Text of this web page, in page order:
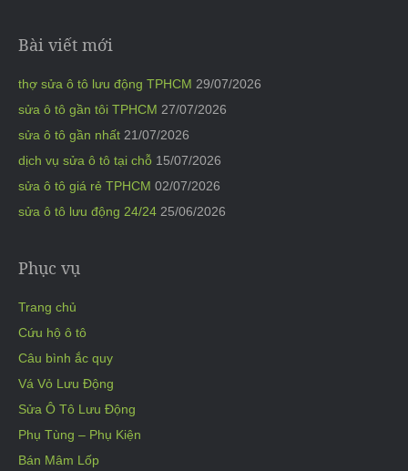
Bài viết mới
thợ sửa ô tô lưu động TPHCM 29/07/2026
sửa ô tô gần tôi TPHCM 27/07/2026
sửa ô tô gần nhất 21/07/2026
dịch vụ sửa ô tô tại chỗ 15/07/2026
sửa ô tô giá rẻ TPHCM 02/07/2026
sửa ô tô lưu động 24/24 25/06/2026
Phục vụ
Trang chủ
Cứu hộ ô tô
Câu bình ắc quy
Vá Vỏ Lưu Động
Sửa Ô Tô Lưu Động
Phụ Tùng – Phụ Kiện
Bán Mâm Lốp